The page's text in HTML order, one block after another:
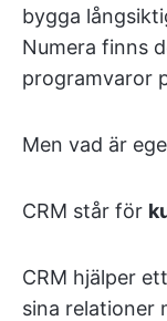
bygga
Numera finns
programvaror
Men vad är
CRM står för
CRM hjälper
sina relationer